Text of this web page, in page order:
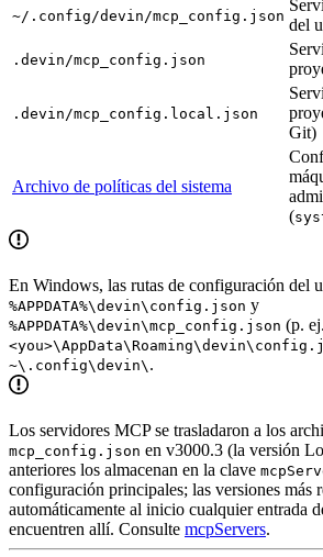
~/.config/devin/mcp_config.json del
.devin/mcp_config.json
.devin/mcp_config.local.json
Git)
Archivo de políticas del sistema
(
En Windows, las rutas de configuración del
%APPDATA%\devin\config.json y
%APPDATA%\devin\mcp_config.json (p.
~\.config\devin\ .
Los servidores MCP se trasladaron a los
mcp_config.json en v3000.3 (la versión
anteriores los almacenan en la clave
configuración principales; las versiones más
automáticamente al inicio cualquier entrada
encuentren allí. Consulte mcpServers.